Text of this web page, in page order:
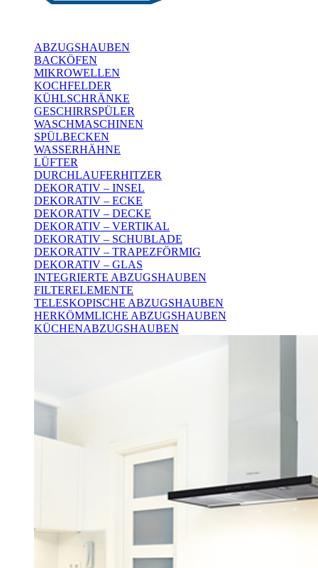
ABZUGSHAUBEN
BACKÖFEN
MIKROWELLEN
KOCHFELDER
KÜHLSCHRÄNKE
GESCHIRRSPÜLER
WASCHMASCHINEN
SPÜLBECKEN
WASSERHÄHNE
LÜFTER
DURCHLAUFERHITZER
DEKORATIV – INSEL
DEKORATIV – ECKE
DEKORATIV – DECKE
DEKORATIV – VERTIKAL
DEKORATIV – SCHUBLADE
DEKORATIV – TRAPEZFÖRMIG
DEKORATIV – GLAS
INTEGRIERTE ABZUGSHAUBEN
FILTERELEMENTE
TELESKOPISCHE ABZUGSHAUBEN
HERKÖMMLICHE ABZUGSHAUBEN
KÜCHENABZUGSHAUBEN